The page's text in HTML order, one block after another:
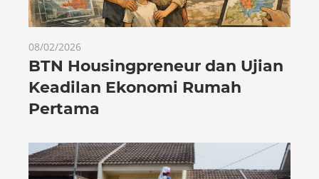
08/02/2026
BTN Housingpreneur dan Ujian
Keadilan Ekonomi Rumah
Pertama